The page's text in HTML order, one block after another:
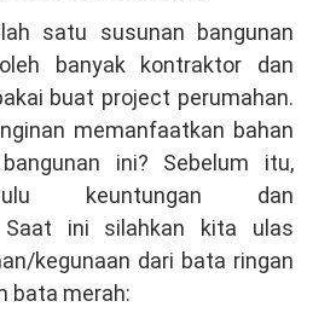
satu susunan bangunan
banyak kontraktor dan
buat project perumahan.
memanfaatkan bahan
ini? Sebelum itu,
keuntungan dan
Saat ini silahkan kita ulas
kegunaan dari bata ringan
bata merah: